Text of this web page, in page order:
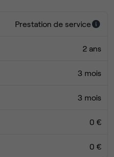
Prestation de service
2 ans
3 mois
3 mois
0 €
0 €